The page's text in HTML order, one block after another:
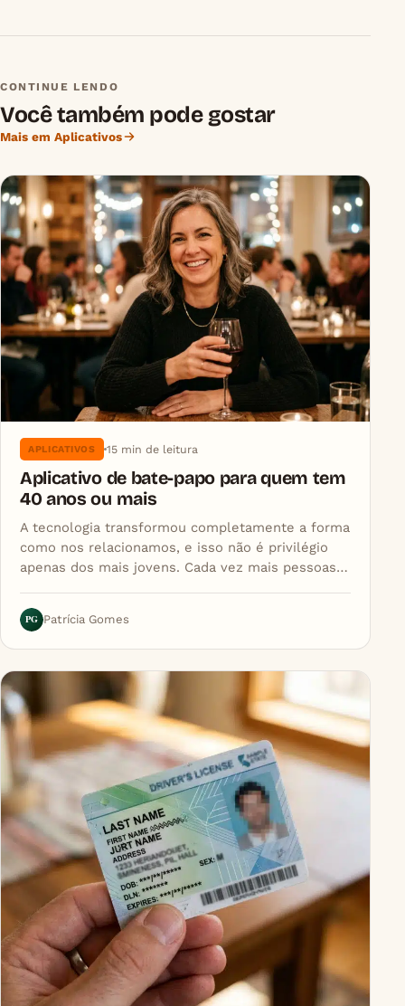
CONTINUE LENDO
Você também pode gostar
Mais em Aplicativos
APLICATIVOS 15 min de leitura
Aplicativo de bate-papo para quem tem
40 anos ou mais
A tecnologia transformou completamente a forma
como nos relacionamos, e isso não é privilégio
apenas dos mais jovens. Cada vez mais pessoas…
PG Patrícia Gomes